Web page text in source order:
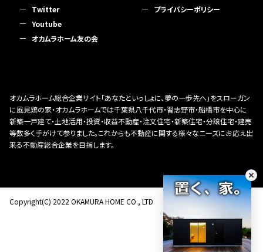
Twitter
Youtube
オカムラホーム友の会
プライバシーポリシー
オカムラホーム総合企業サイト「あなたといっしょに、夢の一歩先へ」をスローガン
に風見鶏の家・オカムラホームでは千葉県八千代市・習志野市・船橋市を中心に
新築一戸建て・土地活用・投資・収益不動産・注文住宅・新築住宅・分譲住宅・建売
等数多く手がけて参りました。これからも不動産に関する様々なニーズにお応え出
来る不動産総合企業を目指します。
Copyright(C) 2022 OKAMURA HOME CO., LTD